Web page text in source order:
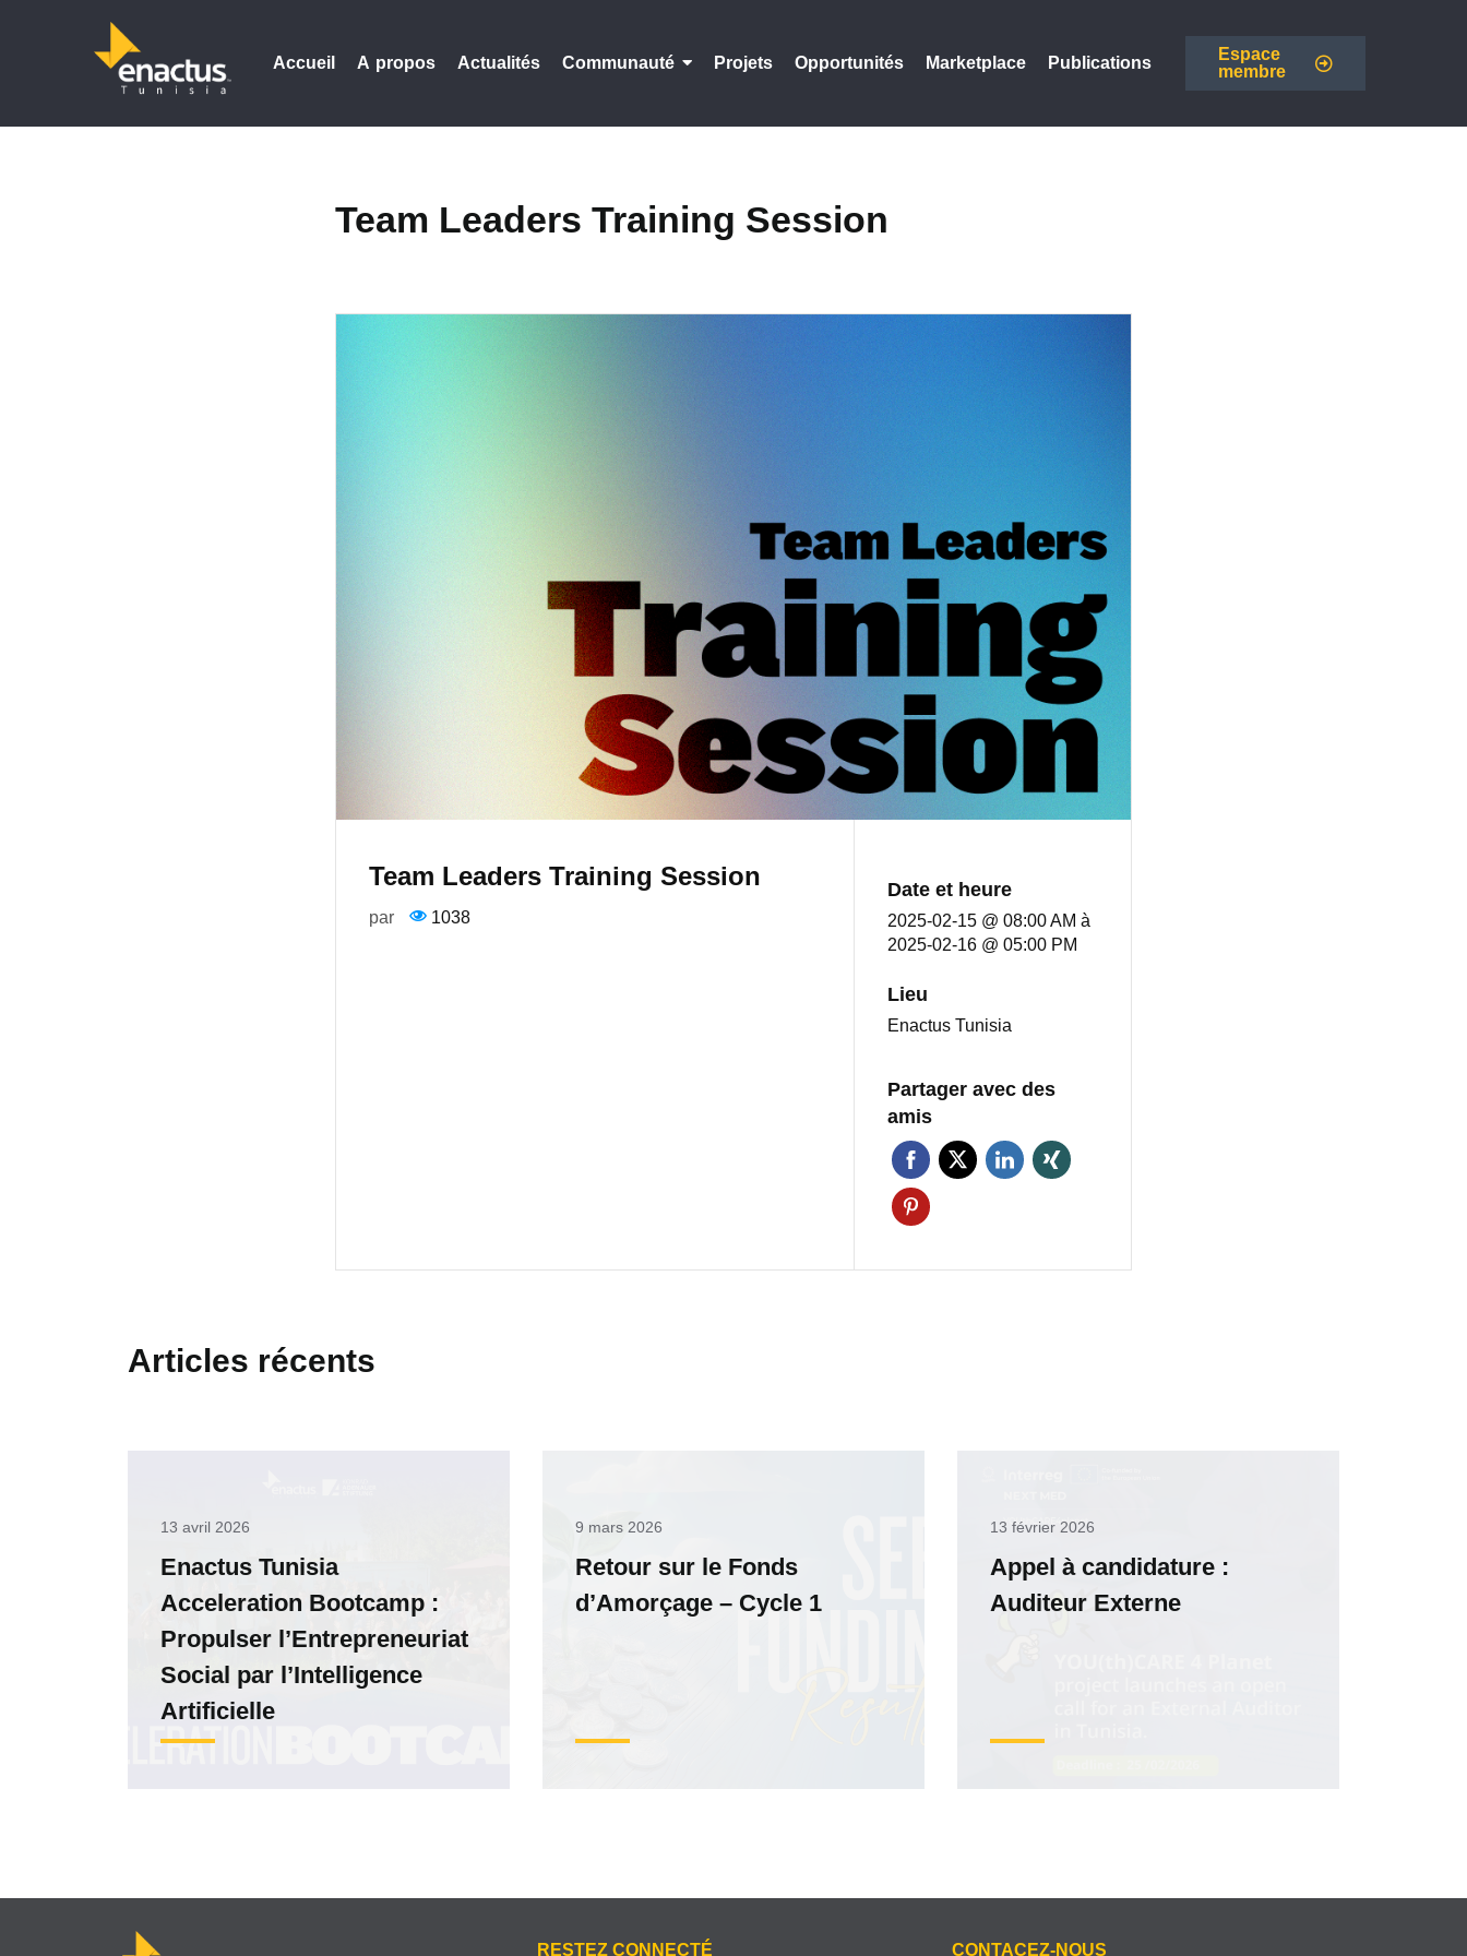
Accueil A propos Actualités Communauté Projets Opportunités Marketplace Publications
Espace
membre
Team Leaders Training Session
Team Leaders Training Session
par 1038
Date et heure
2025-02-15 @ 08:00 AMà
2025-02-16 @ 05:00 PM
Lieu
Enactus Tunisia
Partager avec des
amis
Articles récents
13 avril 2026
Enactus Tunisia
Acceleration Bootcamp :
Propulser l’Entrepreneuriat
Social par l’Intelligence
Artificielle
9 mars 2026
Retour sur le Fonds
d’Amorçage – Cycle 1
13 février 2026
Appel à candidature :
Auditeur Externe
RESTEZ CONNECTÉ CONTACEZ-NOUS